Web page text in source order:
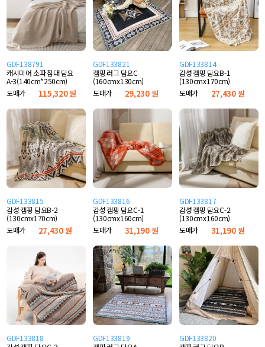
GDF138791
캐시미어 소파 침대 담요
A-3(140cm*250cm)
도매가
115,320 원
GDF133821
캠핑 러그 담요C
(160cmx130cm)
도매가
29,230 원
GDF133814
감성 캠핑 담요B-1
(130cmx170cm)
도매가
27,430 원
GDF133815
감성 캠핑 담요B-2
(130cmx170cm)
도매가
27,430 원
GDF133816
감성 캠핑 담요C-1
(130cmx160cm)
도매가
31,190 원
GDF133817
감성 캠핑 담요C-2
(130cmx160cm)
도매가
31,190 원
GDF133818
GDF133819
GDF133820